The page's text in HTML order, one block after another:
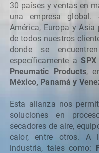
30 países y ventas en
una empresa global.
América, Europa y
de todos nuestros
donde se
específicamente a
Pneumatic Products,
México, Panamá y
Esta alianza nos
soluciones en
secadores de aire,
calor, entre otros. A
industria, tales como: